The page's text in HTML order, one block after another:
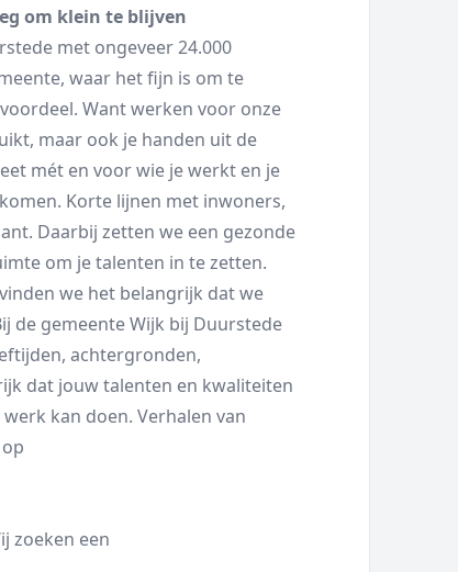
om klein te blijven
met ongeveer 24.000
waar het fijn is om te
Want werken voor onze
maar ook je handen uit de
mét en voor wie je werkt en je
Korte lijnen met inwoners,
Daarbij zetten we een gezonde
om je talenten in te zetten.
we het belangrijk dat we
de gemeente Wijk bij Duurstede
achtergronden,
dat jouw talenten en kwaliteiten
kan doen. Verhalen van
zoeken een